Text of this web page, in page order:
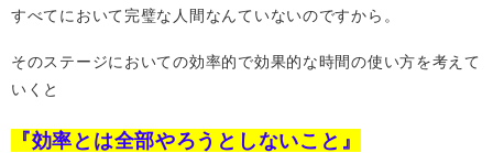
すべてにおいて完璧な人間なんていないのですから。
そのステージにおいての効率的で効果的な時間の使い方を考えて
いくと
『効率とは全部やろうとしないこと』